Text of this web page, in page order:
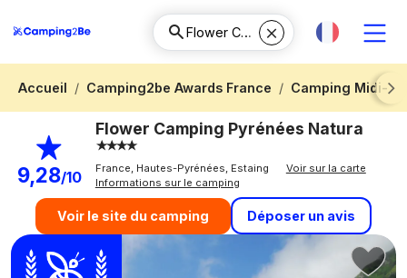
Accueil Camping2be Awards France
Camping Midi-
Next
9,28/10
Flower Camping Pyrénées Natura
France, Hautes-Pyrénées, Estaing
Voir sur la carte
Informations sur le camping
Voir le site du camping Déposer un avis